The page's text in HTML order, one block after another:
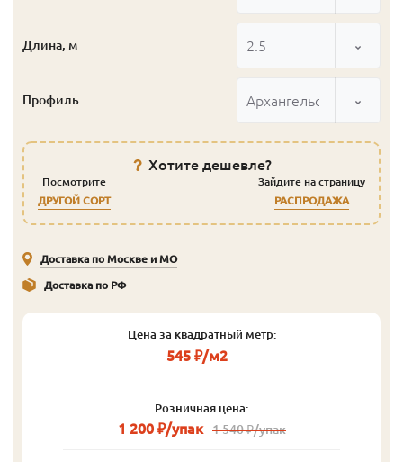
Длина, м 2.5
Профиль Архангельск
Хотите дешевле?
Посмотрите
ДРУГОЙ СОРТ
Зайдите на страницу
РАСПРОДАЖА
Доставка по Москве и МО
Доставка по РФ
Цена за квадратный метр:
545 ₽/м2
Розничная цена:
1 200 ₽/упак 1 540 ₽/упак